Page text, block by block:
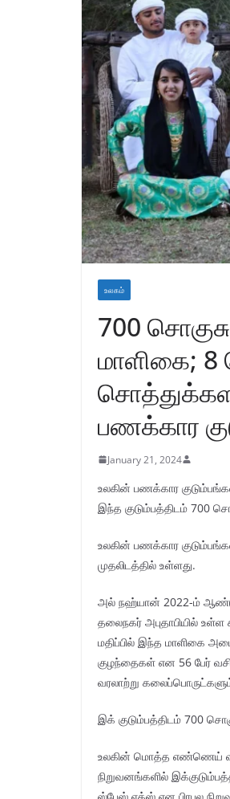
உலகம்
700
மாளிகை;
பணக்கார
January 21, 2024
உலகின் பணக்கார
இந்த குடும்பத்திடம் 700
உலகின் பணக்கார
முதலிடத்தில் உள்ளது.
அல் நஹ்யான் 2022-ம் ஆண்டு
தலைநகர் அபுதாபியில்
மதிப்பில் இந்த மாளிகை
குழந்தைகள் என 56 பேர்
வரலாற்று
இக் குடும்பத்திடம் 700
உலகின் மொத்த எண்ணெய்
நிறுவனங்களில்